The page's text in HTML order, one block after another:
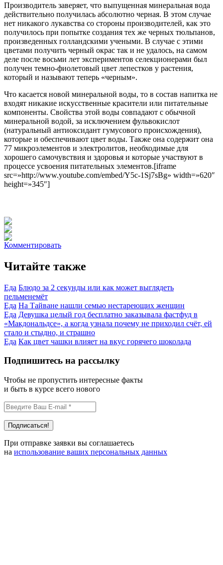
Производитель заверяет, что выпущенная минеральная вода
действительно получилась абсолютно черная. В этом случае
нет никакого лукавства со стороны производителей, как это
получилось при попытке создания тех же черных тюльпанов,
произведенных голландскими учеными. В случае с этими
цветами получить черный окрас так и не удалось, на самом
деле после восьми лет экспериментов селекционерами был
получен темно-фиолетовый цвет лепестков у растения,
который и называют теперь «черным».
Что касается новой минеральной воды, то в состав напитка не
входят никакие искусственные красители или питательные
компоненты. Свойства этой воды совпадают с обычной
минеральной водой, за исключением фульвокислот
(натуральный антиоксидант гумусового происхождения),
которые и обеспечивают цвет воды. Также она содержит она
77 микроэлементов и электролитов, необходимые для
хорошего самочувствия и здоровья и которые участвуют в
процессе усвоения питательных элементов.[iframe
src=»http://www.youtube.com/embed/Y5c-1Sj7sBg» width=»620″
height=»345″]
Комментировать
Читайте также
Еда Блюдо за 2 секунды или как может выглядеть
пельменемёт
Еда На Тайване нашли семью нестареющих женщин
Еда Девушка целый год бесплатно заказывала фастфуд в
«Макдональдсе», а когда узнала почему не приходил счёт, ей
стало и стыдно, и страшно
Еда Как цвет чашки влияет на вкус горячего шоколада
Подпишитесь на рассылку
Чтобы не пропустить интересные факты
и быть в курсе всего нового
При отправке заявки вы соглашаетесь
на использование ваших персональных данных